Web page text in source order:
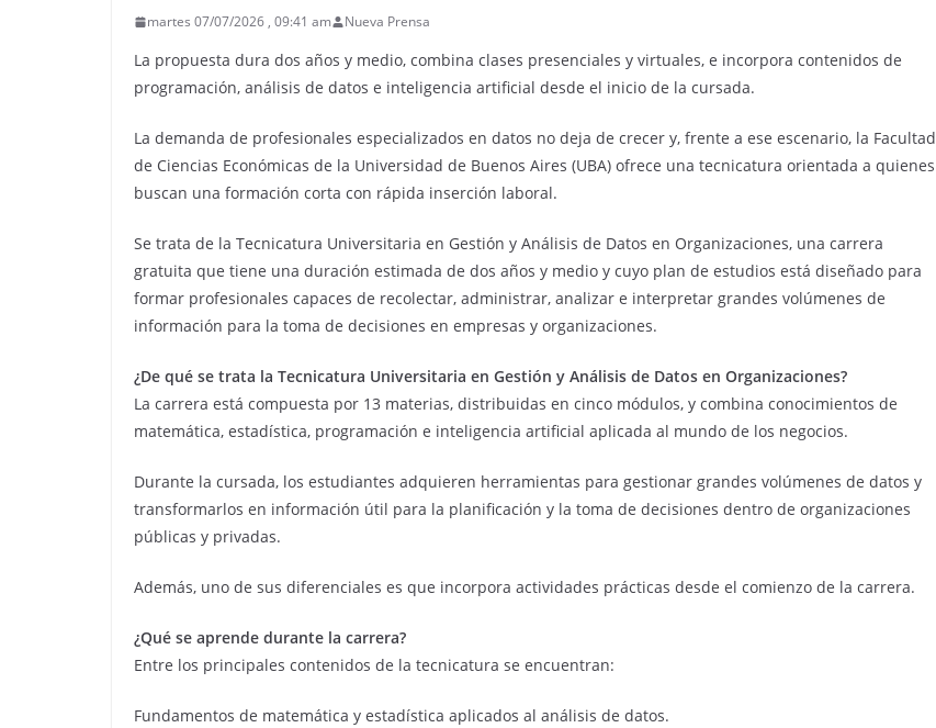
martes 07/07/2026 , 09:41 am Nueva Prensa
La propuesta dura dos años y medio, combina clases presenciales y virtuales, e incorpora contenidos de
programación, análisis de datos e inteligencia artificial desde el inicio de la cursada.
La demanda de profesionales especializados en datos no deja de crecer y, frente a ese escenario, la Facultad
de Ciencias Económicas de la Universidad de Buenos Aires (UBA) ofrece una tecnicatura orientada a quienes
buscan una formación corta con rápida inserción laboral.
Se trata de la Tecnicatura Universitaria en Gestión y Análisis de Datos en Organizaciones, una carrera
gratuita que tiene una duración estimada de dos años y medio y cuyo plan de estudios está diseñado para
formar profesionales capaces de recolectar, administrar, analizar e interpretar grandes volúmenes de
información para la toma de decisiones en empresas y organizaciones.
¿De qué se trata la Tecnicatura Universitaria en Gestión y Análisis de Datos en Organizaciones?
La carrera está compuesta por 13 materias, distribuidas en cinco módulos, y combina conocimientos de
matemática, estadística, programación e inteligencia artificial aplicada al mundo de los negocios.
Durante la cursada, los estudiantes adquieren herramientas para gestionar grandes volúmenes de datos y
transformarlos en información útil para la planificación y la toma de decisiones dentro de organizaciones
públicas y privadas.
Además, uno de sus diferenciales es que incorpora actividades prácticas desde el comienzo de la carrera.
¿Qué se aprende durante la carrera?
Entre los principales contenidos de la tecnicatura se encuentran:
Fundamentos de matemática y estadística aplicados al análisis de datos.